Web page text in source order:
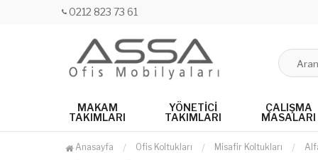
0212 823 73 61
MAKAM
TAKIMLARI
YÖNETICI
TAKIMLARI
ÇALIŞMA
MASALARI
Anasayfa Ofis Koltukları Misafir Koltukları